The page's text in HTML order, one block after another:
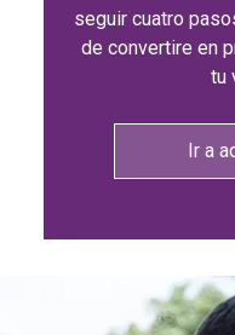
seguir cuatro
de convertire en
tu
Ir a